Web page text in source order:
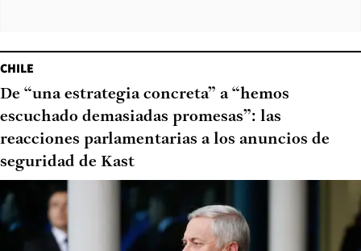
CHILE
De “una estrategia concreta” a “hemos
escuchado demasiadas promesas”: las
reacciones parlamentarias a los anuncios de
seguridad de Kast